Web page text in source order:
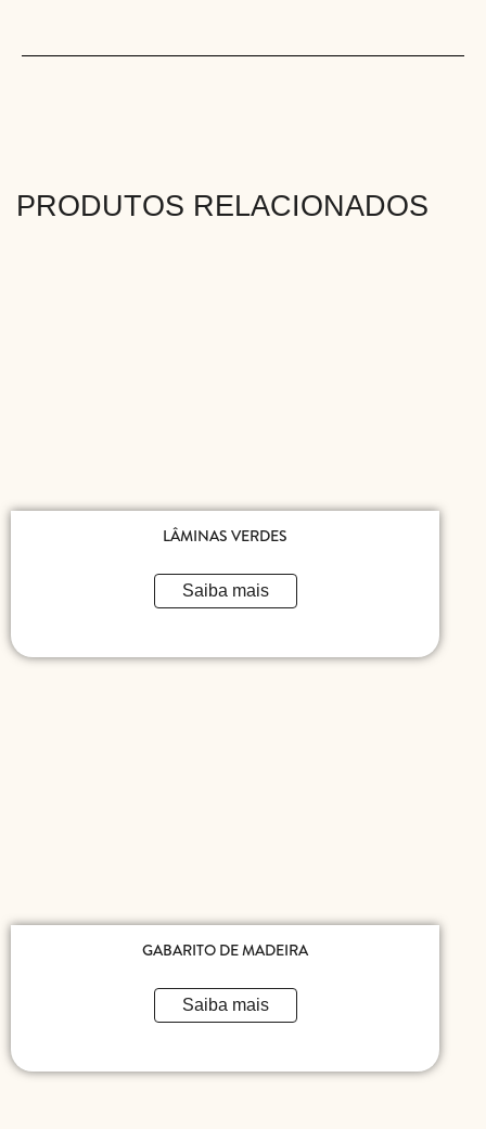
PRODUTOS RELACIONADOS
LÂMINAS VERDES
Saiba mais
GABARITO DE MADEIRA
Saiba mais